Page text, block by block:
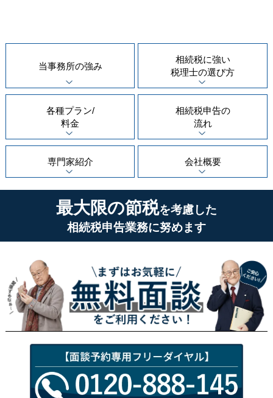
当事務所の強み
相続税に強い
税理士の選び方
各種プラン/
料金
相続税申告の
流れ
専門家紹介 会社概要
最大限の節税を考慮した
相続税申告業務に努めます